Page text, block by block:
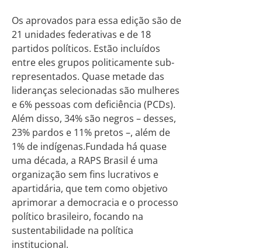
Os aprovados para essa edição são de
21 unidades federativas e de 18
partidos políticos. Estão incluídos
entre eles grupos politicamente sub-
representados. Quase metade das
lideranças selecionadas são mulheres
e 6% pessoas com deficiência (PCDs).
Além disso, 34% são negros – desses,
23% pardos e 11% pretos –, além de
1% de indígenas.Fundada há quase
uma década, a RAPS Brasil é uma
organização sem fins lucrativos e
apartidária, que tem como objetivo
aprimorar a democracia e o processo
político brasileiro, focando na
sustentabilidade na política
institucional.